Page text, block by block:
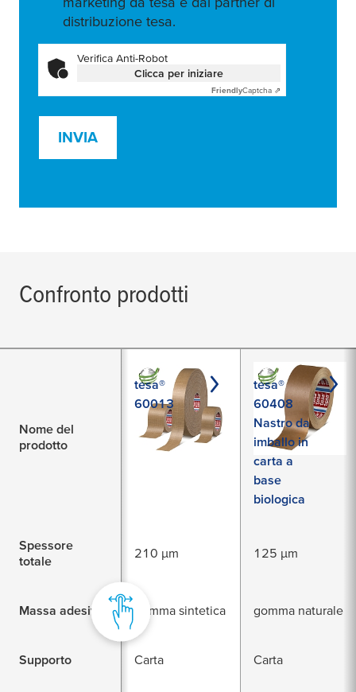
distribuzione tesa.
Verifica Anti-Robot
Clicca per iniziare
FriendlyCaptcha ⇗
INVIA
Confronto prodotti
Nome del
prodotto
tesa®
60013
tesa®
60408
Nastro da
imballo in
carta a
base
biologica
Spessore
totale
210 µm 125 µm
Massa adesiva gomma sintetica gomma naturale
Supporto Carta Carta